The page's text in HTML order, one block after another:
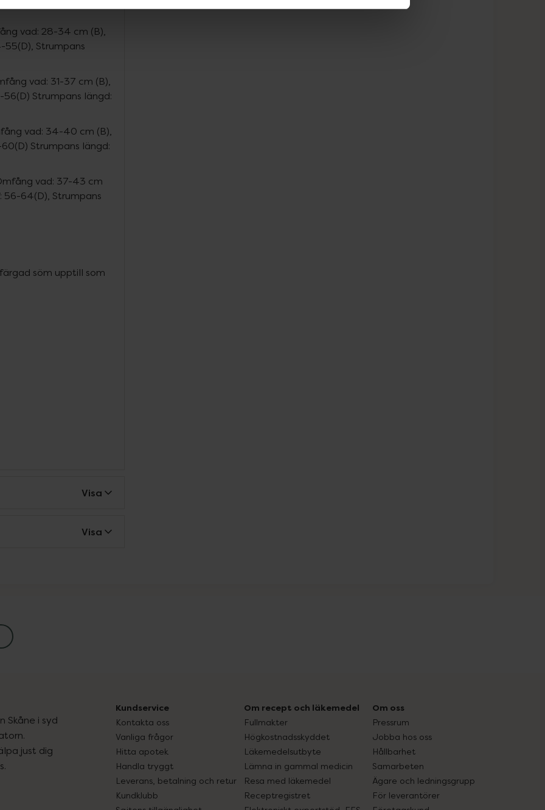
vad: 28-34 cm (B),
Strumpans
vad: 31-37 cm (B),
Strumpans längd:
vad: 34-40 cm (B),
Strumpans längd:
vad: 37-43 cm
56-64(D), Strumpans
söm upptill som
Visa
Visa
Skåne i syd
just dig
Kundservice
Kontakta oss
Vanliga frågor
Hitta apotek
Handla tryggt
Leverans, betalning och retur
Kundklubb
Om recept och läkemedel
Fullmakter
Högkostnadsskyddet
Läkemedelsutbyte
Lämna in gammal medicin
Resa med läkemedel
Receptregistret
Om oss
Pressrum
Jobba hos oss
Hållbarhet
Samarbeten
Ägare och ledningsgrupp
För leverantörer